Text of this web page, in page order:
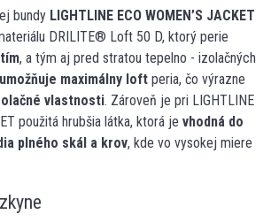
bundy LIGHTLINE ECO WOMEN’S JACKET
DRILITE® Loft 50 D, ktorý perie
, a tým aj pred stratou tepelno - izolačných
umožňuje maximálny loft peria, čo výrazne
vlastnosti. Zároveň je pri LIGHTLINE
použitá hrubšia látka, ktorá je vhodná do
plného skál a krov, kde vo vysokej miere